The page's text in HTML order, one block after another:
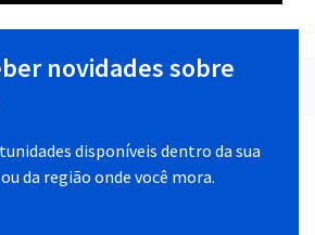
novidades sobre
disponíveis dentro da sua
da região onde você mora.